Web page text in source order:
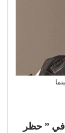
في ” حظر